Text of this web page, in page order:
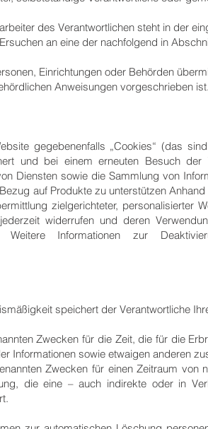
des Verantwortlichen steht in der
an eine der nachfolgend in
Einrichtungen oder Behörden
Anweisungen vorgeschrieben ist.
gegebenenfalls „Cookies“ (das
und bei einem erneuten Besuch
Diensten sowie die Sammlung von
auf Produkte zu unterstützen
zielgerichteter, personalisierter
widerrufen und deren
Weitere Informationen zur
speichert der Verantwortliche
Zwecken für die Zeit, die für die
Informationen sowie etwaigen anderen
Zwecken für einen Zeitraum von
die eine – auch indirekte oder in